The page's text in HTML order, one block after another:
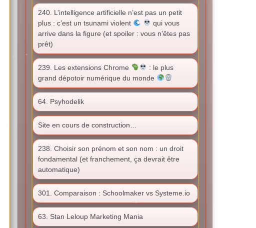
240. L’intelligence artificielle n’est pas un petit
plus : c’est un tsunami violent
qui vous
arrive dans la figure (et spoiler : vous n’êtes pas
prêt)
239. Les extensions Chrome
: le plus
grand dépotoir numérique du monde
64. Psyhodelik
Site en cours de construction…
238. Choisir son prénom et son nom : un droit
fondamental (et franchement, ça devrait être
automatique)
301. Comparaison : Schoolmaker vs Systeme.io
63. Stan Leloup Marketing Mania